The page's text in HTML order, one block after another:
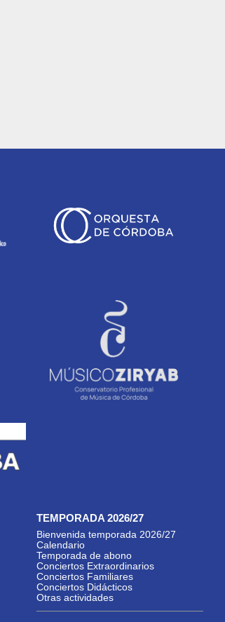
TEMPORADA 2026/27
Bienvenida temporada 2026/27
Calendario
Temporada de abono
Conciertos Extraordinarios
Conciertos Familiares
Conciertos Didácticos
Otras actividades